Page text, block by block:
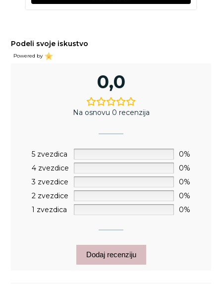
Podeli svoje iskustvo
Powered by
0,0
Na osnovu 0 recenzija
5 zvezdica
0%
4 zvezdice
0%
3 zvezdice
0%
2 zvezdice
0%
1 zvezdica
0%
Dodaj recenziju